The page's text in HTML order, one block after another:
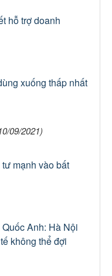
hỗ trợ doanh
xuống thấp nhất
09/2021)
mạnh vào bất
Anh: Hà Nội
không thể đợi